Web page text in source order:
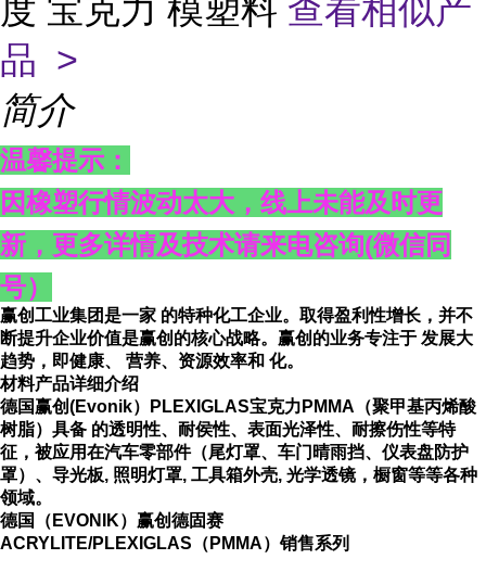
度 宝克力 模塑料 查看相似产
品 >
简介
温馨提示：
因橡塑行情波动太大，线上未能及时更
新，更多详情及技术请来电咨询(微信同
号）
赢创工业集团是一家 的特种化工企业。取得盈利性增长，并不
断提升企业价值是赢创的核心战略。赢创的业务专注于 发展大
趋势，即健康、 营养、资源效率和 化。
材料产品详细介绍
德国赢创(Evonik）PLEXIGLAS宝克力PMMA（聚甲基丙烯酸
树脂）具备 的透明性、耐侯性、表面光泽性、耐擦伤性等特
征，被应用在汽车零部件（尾灯罩、车门晴雨挡、仪表盘防护
罩）、导光板, 照明灯罩, 工具箱外壳, 光学透镜，橱窗等等各种
领域。
德国（EVONIK）赢创德固赛
ACRYLITE/PLEXIGLAS（PMMA）销售系列